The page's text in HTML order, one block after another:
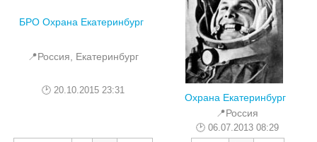
БРО Охрана Екатеринбург
📍Россия, Екатеринбург
20.10.2015 23:31
Охрана Екатеринбург
📍Россия
06.07.2013 08:29